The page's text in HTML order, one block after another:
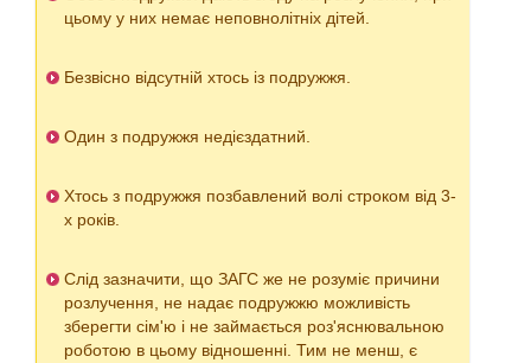
цьому у них немає неповнолітніх дітей.
Безвісно відсутній хтось із подружжя.
Один з подружжя недієздатний.
Хтось з подружжя позбавлений волі строком від 3-
х років.
Слід зазначити, що ЗАГС же не розуміє причини
розлучення, не надає подружжю можливість
зберегти сім'ю і не займається роз'яснювальною
роботою в цьому відношенні. Тим не менш, є